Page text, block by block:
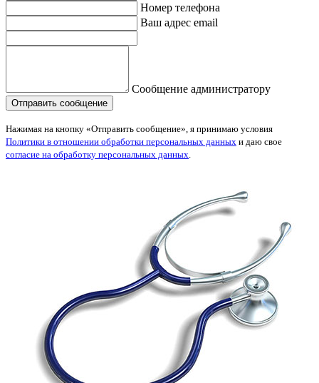
Номер телефона
Ваш адрес email
Сообщение администратору
Нажимая на кнопку «Отправить сообщение», я принимаю условия
Политики в отношении обработки персональных данных и даю свое
согласие на обработку персональных данных.